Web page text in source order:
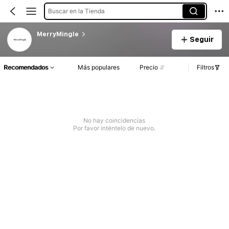
Buscar en la Tienda
MerryMingle
Seguir
Recomendados Más populares Precio Filtros
No hay coincidencias
Por favor inténtelo de nuevo.